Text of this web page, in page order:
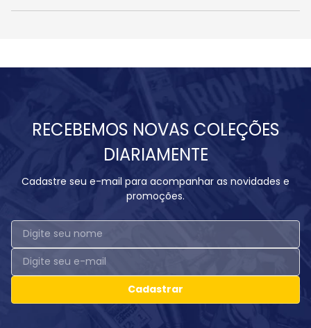
RECEBEMOS NOVAS COLEÇÕES
DIARIAMENTE
Cadastre seu e-mail para acompanhar as novidades e
promoções.
Cadastrar